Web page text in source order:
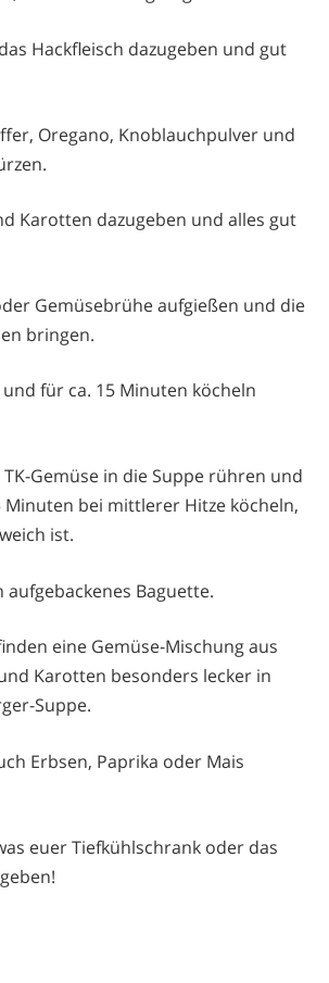
Hackfleisch dazugeben und gut
Oregano, Knoblauchpulver und
Karotten dazugeben und alles gut
Gemüsebrühe aufgießen und die
bringen.
für ca. 15 Minuten köcheln
Gemüse in die Suppe rühren und
Minuten bei mittlerer Hitze köcheln,
ist.
aufgebackenes Baguette.
eine Gemüse-Mischung aus
Karotten besonders lecker in
Suppe.
Erbsen, Paprika oder Mais
euer Tiefkühlschrank oder das